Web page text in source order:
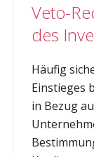
Veto-
des
Häufig
Einstieges
in Bezug